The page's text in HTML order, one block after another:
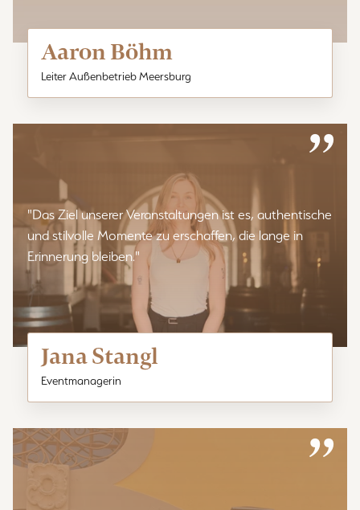
Aaron Böhm
Leiter Außenbetrieb Meersburg
”
"Das Ziel unserer Veranstaltungen ist es, authentische
und stilvolle Momente zu erschaffen, die lange in
Erinnerung bleiben."
Jana Stangl
Eventmanagerin
”